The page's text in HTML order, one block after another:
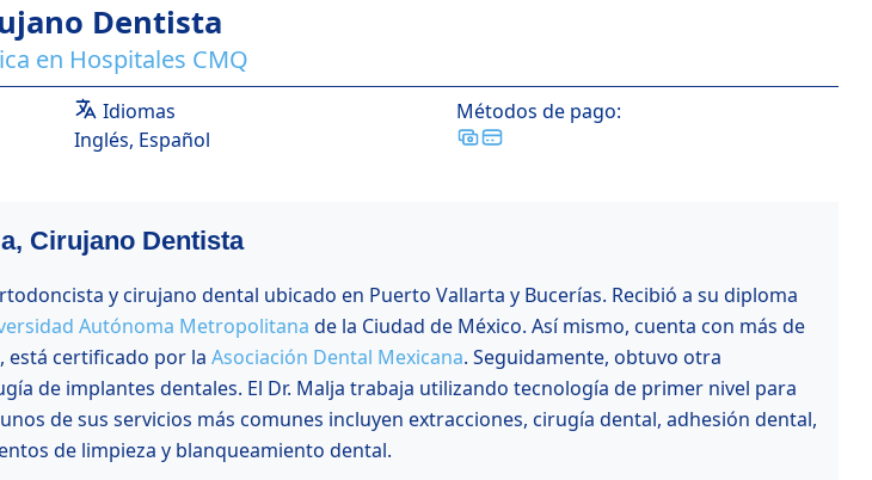
Dentista
en Hospitales CMQ
Idiomas
Inglés, Español
Métodos de pago:
Cirujano Dentista
y cirujano dental ubicado en Puerto Vallarta y Bucerías. Recibió a su diploma
Autónoma Metropolitana de la Ciudad de México. Así mismo, cuenta con más de
está certificado por la Asociación Dental Mexicana. Seguidamente, obtuvo otra
de implantes dentales. El Dr. Malja trabaja utilizando tecnología de primer nivel para
de sus servicios más comunes incluyen extracciones, cirugía dental, adhesión dental,
de limpieza y blanqueamiento dental.